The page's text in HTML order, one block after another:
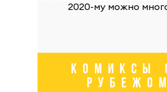
2020-му можно
КОМИКСЫ